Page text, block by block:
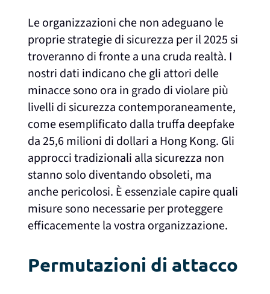
Le organizzazioni che non adeguano le
proprie strategie di sicurezza per il 2025 si
troveranno di fronte a una cruda realtà. I
nostri dati indicano che gli attori delle
minacce sono ora in grado di violare più
livelli di sicurezza contemporaneamente,
come esemplificato dalla truffa deepfake
da 25,6 milioni di dollari a Hong Kong. Gli
approcci tradizionali alla sicurezza non
stanno solo diventando obsoleti, ma
anche pericolosi. È essenziale capire quali
misure sono necessarie per proteggere
efficacemente la vostra organizzazione.
Permutazioni di attacco